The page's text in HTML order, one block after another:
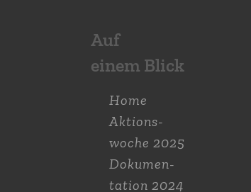
Auf
einem Blick
Home
Aktions­
woche 2025
Dokumen­
tation 2024